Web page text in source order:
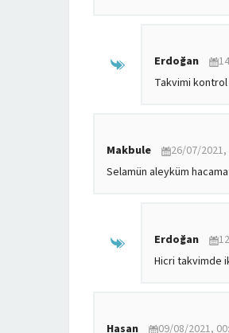
Erdoğan
Takvimi
Makbule
26/07/2021,
Selamün aleyküm
Erdoğan
Hicri takvimde
Hasan
09/08/2021,